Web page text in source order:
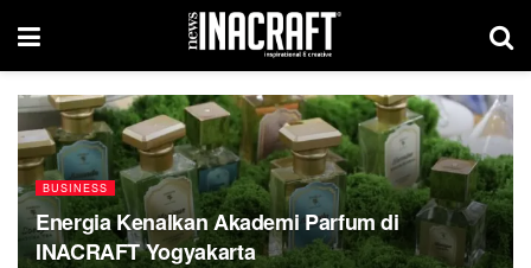
BUSINESS
Energia Kenalkan Akademi Parfum di
INACRAFT Yogyakarta